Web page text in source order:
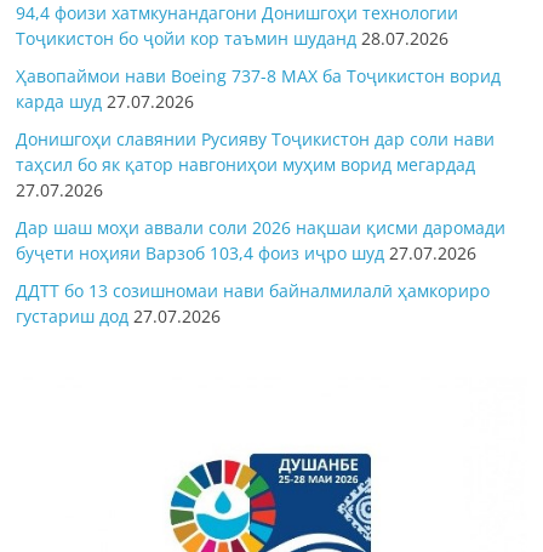
94,4 фоизи хатмкунандагони Донишгоҳи технологии
Тоҷикистон бо ҷойи кор таъмин шуданд 28.07.2026
Ҳавопаймои нави Boeing 737-8 MAX ба Тоҷикистон ворид
карда шуд 27.07.2026
Донишгоҳи славянии Русияву Тоҷикистон дар соли нави
таҳсил бо як қатор навгониҳои муҳим ворид мегардад
27.07.2026
Дар шаш моҳи аввали соли 2026 нақшаи қисми даромади
буҷети ноҳияи Варзоб 103,4 фоиз иҷро шуд 27.07.2026
ДДТТ бо 13 созишномаи нави байналмилалӣ ҳамкориро
густариш дод 27.07.2026